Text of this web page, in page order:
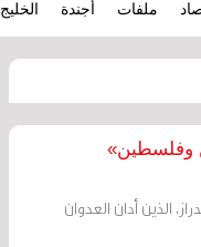
ملفات أجندة الخليج
وفلسطين»
الذين أدان العدوان